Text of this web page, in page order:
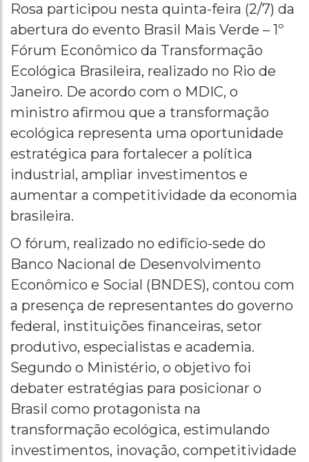
Rosa participou nesta quinta-feira (2/7) da
abertura do evento Brasil Mais Verde – 1º
Fórum Econômico da Transformação
Ecológica Brasileira, realizado no Rio de
Janeiro. De acordo com o MDIC, o
ministro afirmou que a transformação
ecológica representa uma oportunidade
estratégica para fortalecer a política
industrial, ampliar investimentos e
aumentar a competitividade da economia
brasileira.
O fórum, realizado no edifício-sede do
Banco Nacional de Desenvolvimento
Econômico e Social (BNDES), contou com
a presença de representantes do governo
federal, instituições financeiras, setor
produtivo, especialistas e academia.
Segundo o Ministério, o objetivo foi
debater estratégias para posicionar o
Brasil como protagonista na
transformação ecológica, estimulando
investimentos, inovação, competitividade